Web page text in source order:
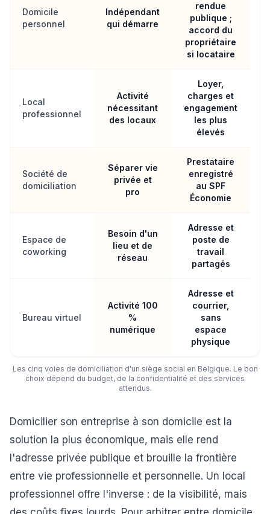
Domicile
personnel
Indépendant
qui démarre
rendue
publique ;
accord du
propriétaire
si locataire
Local
professionnel
Activité
nécessitant
des locaux
Loyer,
charges et
engagement
les plus
élevés
Société de
domiciliation
Séparer vie
privée et
pro
Prestataire
enregistré
au SPF
Économie
Espace de
coworking
Besoin d'un
lieu et de
réseau
Adresse et
poste de
travail
partagés
Bureau virtuel
Activité 100
%
numérique
Adresse et
courrier,
sans
espace
physique
Les cinq voies de domiciliation d'un siège social en Belgique. Le bon
choix dépend du budget, de la confidentialité et des services
attendus.
Domicilier son entreprise à son domicile est la
solution la plus économique, mais elle rend
l'adresse privée publique et brouille la frontière
entre vie professionnelle et personnelle. Un local
professionnel offre l'inverse : de la visibilité, mais